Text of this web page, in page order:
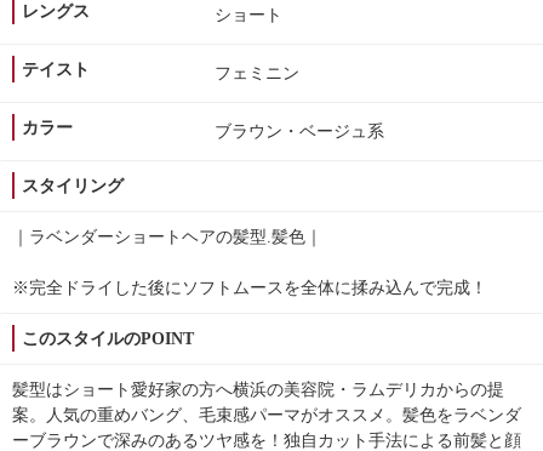
レングス ショート
テイスト フェミニン
カラー ブラウン・ベージュ系
スタイリング
｜ラベンダーショートヘアの髪型.髪色｜
※完全ドライした後にソフトムースを全体に揉み込んで完成！
このスタイルのPOINT
髪型はショート愛好家の方へ横浜の美容院・ラムデリカからの提
案。人気の重めバング、毛束感パーマがオススメ。髪色をラベンダ
ーブラウンで深みのあるツヤ感を！独自カット手法による前髪と顔